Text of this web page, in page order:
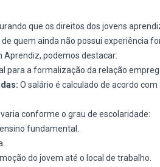
que os direitos dos jovens
quem ainda não possui experiência
Aprendiz, podemos destacar:
para a formalização da relação
O salário é calculado de acordo
conforme o grau de escolaridade:
fundamental.
do jovem até o local de trabalho.